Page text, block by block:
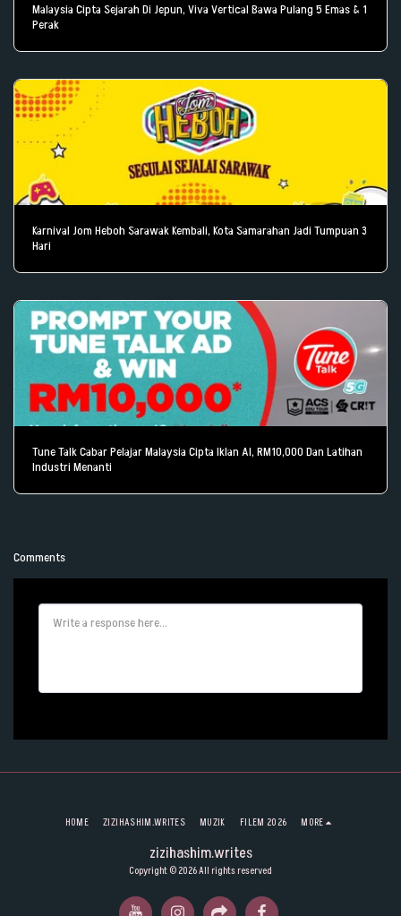
Malaysia Cipta Sejarah Di Jepun, Viva Vertical Bawa Pulang 5 Emas & 1
Perak
Karnival Jom Heboh Sarawak Kembali, Kota Samarahan Jadi Tumpuan 3
Hari
Tune Talk Cabar Pelajar Malaysia Cipta Iklan AI, RM10,000 Dan Latihan
Industri Menanti
Comments
zizihashim.writes
Copyright © 2026 All rights reserved
HOME ZIZIHASHIM.WRITES MUZIK FILEM 2026 MORE